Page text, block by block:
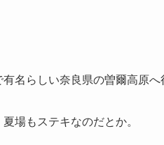
名らしい奈良県の曽爾高原へ
場もステキなのだとか。